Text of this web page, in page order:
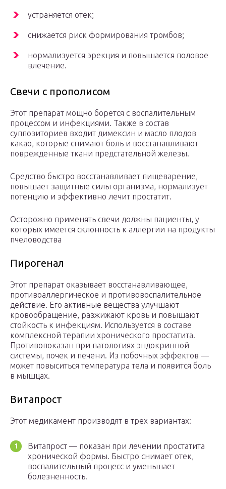
устраняется отек;
снижается риск формирования тромбов;
нормализуется эрекция и повышается половое
влечение.
Свечи с прополисом
Этот препарат мощно борется с воспалительным
процессом и инфекциями. Также в состав
суппозиториев входит димексин и масло плодов
какао, которые снимают боль и восстанавливают
поврежденные ткани предстательной железы.
Средство быстро восстанавливает пищеварение,
повышает защитные силы организма, нормализует
потенцию и эффективно лечит простатит.
Осторожно применять свечи должны пациенты, у
которых имеется склонность к аллергии на продукты
пчеловодства
Пирогенал
Этот препарат оказывает восстанавливающее,
противоаллергическое и противовоспалительное
действие. Его активные вещества улучшают
кровообращение, разжижают кровь и повышают
стойкость к инфекциям. Используется в составе
комплексной терапии хронического простатита.
Противопоказан при патологиях эндокринной
системы, почек и печени. Из побочных эффектов —
может повыситься температура тела и появится боль
в мышцах.
Витапрост
Этот медикамент производят в трех вариантах:
Витапрост — показан при лечении простатита
хронической формы. Быстро снимает отек,
воспалительный процесс и уменьшает
болезненность.